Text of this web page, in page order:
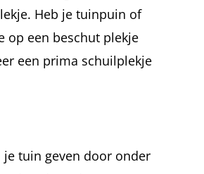
Heb je tuinpuin of
op een beschut plekje
een prima schuilplekje
tuin geven door onder